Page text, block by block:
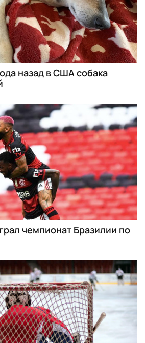
назад в США собака
чемпионат Бразилии по